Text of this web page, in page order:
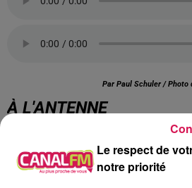
Par Paul Schuler / Photo
À L'ANTENNE
Le respect de
notre priorité